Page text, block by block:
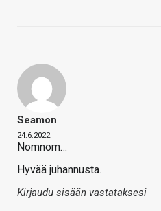
Seamon
24.6.2022
Nomnom…
Hyvää juhannusta.
Kirjaudu sisään vastataksesi